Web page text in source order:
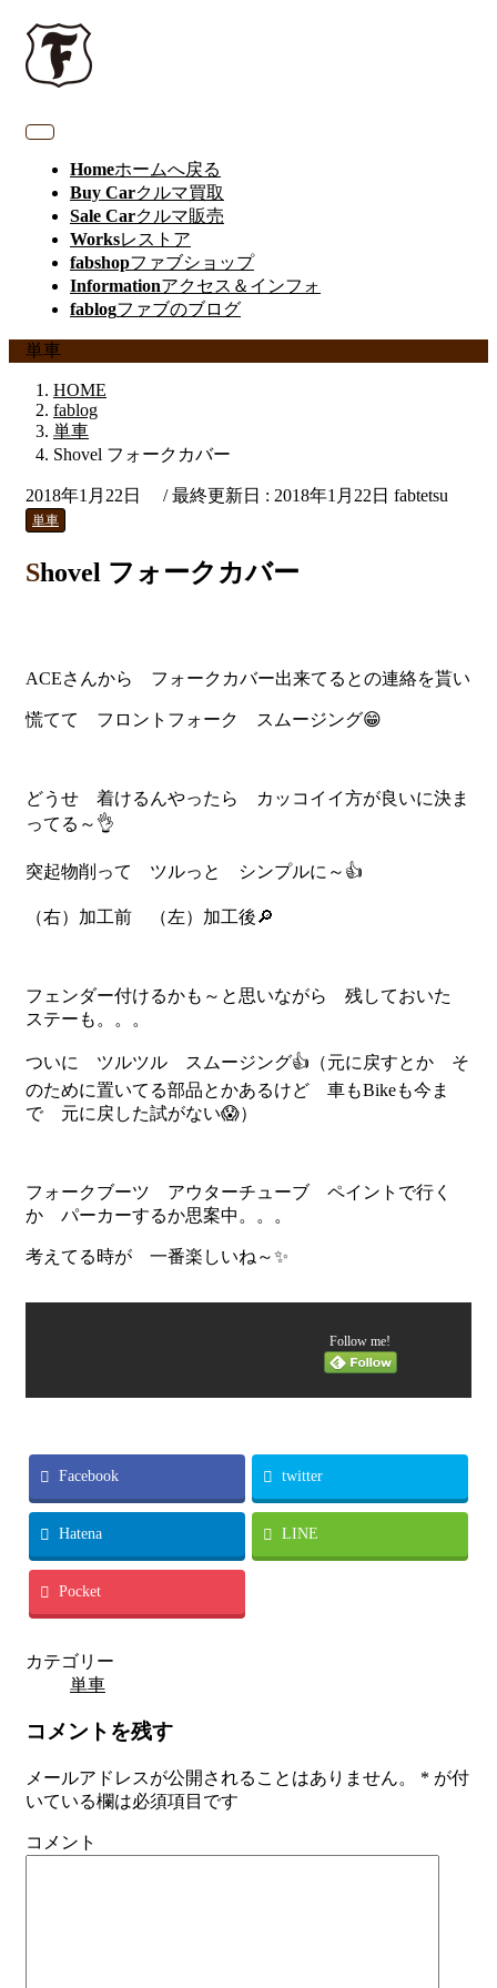
Homeホームへ戻る
Buy Carクルマ買取
Sale Carクルマ販売
Worksレストア
fabshopファブショップ
Informationアクセス＆インフォ
fablogファブのブログ
単車
HOME
fablog
単車
Shovel フォークカバー
2018年1月22日 / 最終更新日 : 2018年1月22日 fabtetsu
単車
Shovel フォークカバー
ACEさんから フォークカバー出来てるとの連絡を貰い
慌てて フロントフォーク スムージング😁
どうせ 着けるんやったら カッコイイ方が良いに決ま
ってる～👌
突起物削って ツルっと シンプルに～👍
（右）加工前 （左）加工後🔎
フェンダー付けるかも～と思いながら 残しておいた
ステーも。。。
ついに ツルツル スムージング👍（元に戻すとか そ
のために置いてる部品とかあるけど 車もBikeも今ま
で 元に戻した試がない😱）
フォークブーツ アウターチューブ ペイントで行く
か パーカーするか思案中。。。
考えてる時が 一番楽しいね～✨
Follow me!
Facebook twitter
Hatena LINE
Pocket
カテゴリー
単車
コメントを残す
メールアドレスが公開されることはありません。 * が付
いている欄は必須項目です
コメント